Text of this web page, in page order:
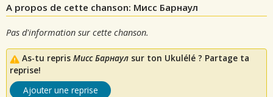
A propos de cette chanson: Мисс Барнаул
Pas d'information sur cette chanson.
As-tu repris Мисс Барнаул sur ton Ukulélé ? Partage ta
reprise!
Ajouter une reprise